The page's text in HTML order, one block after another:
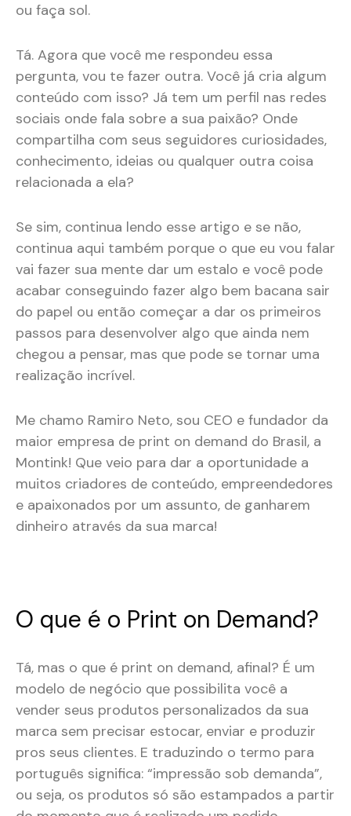
ou faça sol.
Tá. Agora que você me respondeu essa
pergunta, vou te fazer outra. Você já cria algum
conteúdo com isso? Já tem um perfil nas redes
sociais onde fala sobre a sua paixão? Onde
compartilha com seus seguidores curiosidades,
conhecimento, ideias ou qualquer outra coisa
relacionada a ela?
Se sim, continua lendo esse artigo e se não,
continua aqui também porque o que eu vou falar
vai fazer sua mente dar um estalo e você pode
acabar conseguindo fazer algo bem bacana sair
do papel ou então começar a dar os primeiros
passos para desenvolver algo que ainda nem
chegou a pensar, mas que pode se tornar uma
realização incrível.
Me chamo Ramiro Neto, sou CEO e fundador da
maior empresa de print on demand do Brasil, a
Montink! Que veio para dar a oportunidade a
muitos criadores de conteúdo, empreendedores
e apaixonados por um assunto, de ganharem
dinheiro através da sua marca!
O que é o Print on Demand?
Tá, mas o que é print on demand, afinal? É um
modelo de negócio que possibilita você a
vender seus produtos personalizados da sua
marca sem precisar estocar, enviar e produzir
pros seus clientes. E traduzindo o termo para
português significa: “impressão sob demanda”,
ou seja, os produtos só são estampados a partir